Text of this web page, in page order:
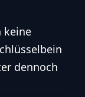
keine
dennoch